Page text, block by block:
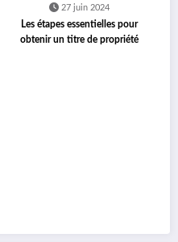
27 juin 2024
Les étapes essentielles pour
obtenir un titre de propriété